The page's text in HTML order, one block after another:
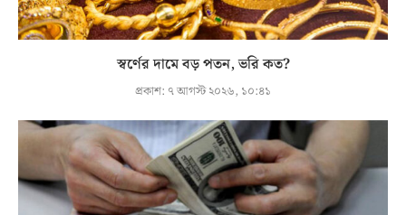
স্বর্ণের দামে বড় পতন, ভরি কত?
প্রকাশ: ৭ আগস্ট ২০২৬, ১০:৪১